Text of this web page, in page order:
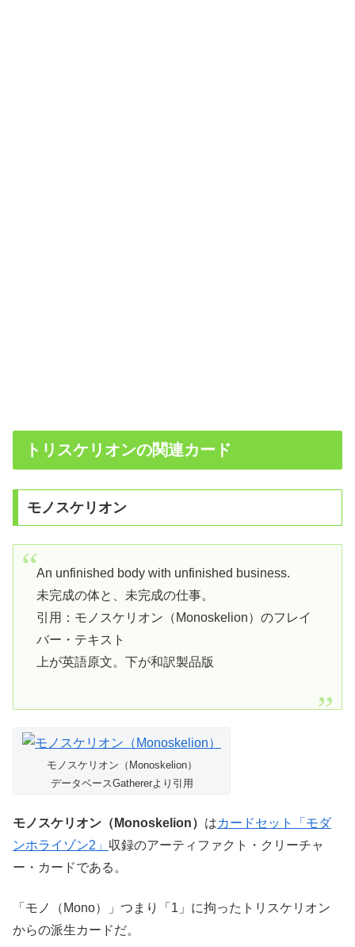
トリスケリオンの関連カード
モノスケリオン
An unfinished body with unfinished business.
未完成の体と、未完成の仕事。
引用：モノスケリオン（Monoskelion）のフレイ
バー・テキスト
上が英語原文。下が和訳製品版
モノスケリオン（Monoskelion）
データベースGathererより引用
モノスケリオン（Monoskelion） はカードセット「モダ
ンホライゾン2」 収録のアーティファクト・クリーチャ
ー・カードである。
「モノ（Mono）」つまり「1」に拘ったトリスケリオン
からの派生カードだ。